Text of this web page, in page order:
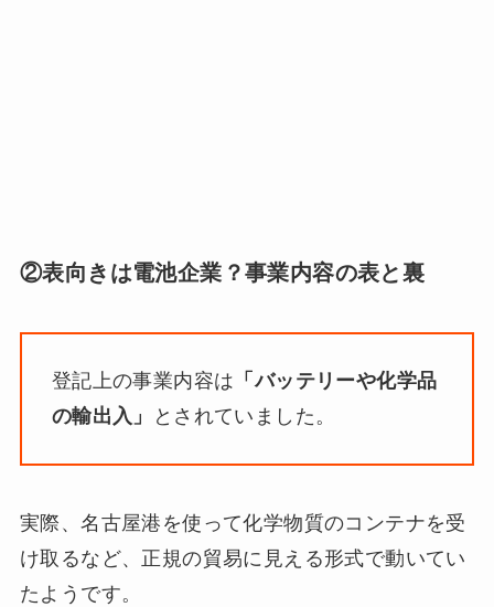
②表向きは電池企業？事業内容の表と裏
登記上の事業内容は 「バッテリーや化学品
の輸出入」
とされていました。
実際、名古屋港を使って化学物質のコンテナを受
け取るなど、正規の貿易に見える形式で動いてい
たようです。